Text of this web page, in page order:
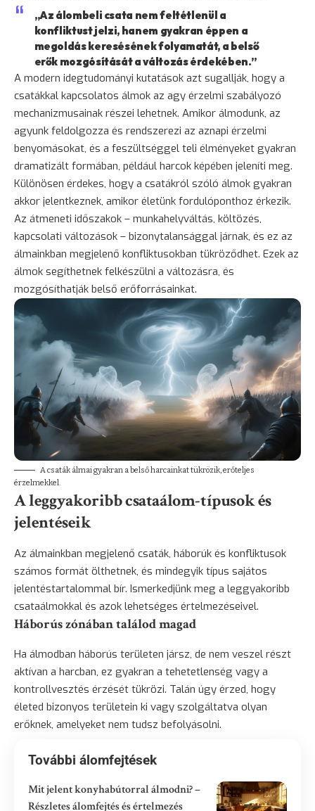
„Az álombeli csata nem feltétlenül a
konfliktust jelzi, hanem gyakran éppen a
megoldás keresésének folyamatát, a belső
erők mozgósítását a változás érdekében.”
A modern idegtudományi kutatások azt sugallják, hogy a
csatákkal kapcsolatos álmok az agy érzelmi szabályozó
mechanizmusainak részei lehetnek. Amikor álmodunk, az
agyunk feldolgozza és rendszerezi az aznapi érzelmi
benyomásokat, és a feszültséggel teli élményeket gyakran
dramatizált formában, például harcok képében jeleníti meg.
Különösen érdekes, hogy a csatákról szóló álmok gyakran
akkor jelentkeznek, amikor életünk fordulóponthoz érkezik.
Az átmeneti időszakok – munkahelyváltás, költözés,
kapcsolati változások – bizonytalansággal járnak, és ez az
álmainkban megjelenő konfliktusokban tükröződhet. Ezek az
álmok segíthetnek felkészülni a változásra, és
mozgósíthatják belső erőforrásainkat.
A csaták álmai gyakran a belső harcainkat tükrözik, erőteljes
érzelmekkel.
A leggyakoribb csataálom-típusok és
jelentéseik
Az álmainkban megjelenő csaták, háborúk és konfliktusok
számos formát ölthetnek, és mindegyik típus sajátos
jelentéstartalommal bír. Ismerkedjünk meg a leggyakoribb
csataálmokkal és azok lehetséges értelmezéseivel.
Háborús zónában találod magad
Ha álmodban háborús területen jársz, de nem veszel részt
aktívan a harcban, ez gyakran a tehetetlenség vagy a
kontrollvesztés érzését tükrözi. Talán úgy érzed, hogy
életed bizonyos területein ki vagy szolgáltatva olyan
erőknek, amelyeket nem tudsz befolyásolni.
További álomfejtések
Mit jelent konyhabútorral álmodni? –
Részletes álomfejtés és értelmezés